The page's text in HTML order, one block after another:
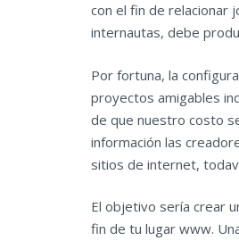
con el fin de relacionar
internautas, debe
Por fortuna, la
proyectos amigables
de que nuestro costo
información las
sitios de internet,
El objetivo serí­a crear
fin de tu lugar www.